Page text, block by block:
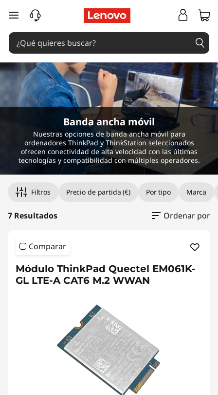
Ir al contenido principal
Banda ancha móvil
Nuestras opciones de banda ancha móvil para
ordenadores ThinkPad y ThinkStation seleccionados
ofrecen conectividad de alta velocidad con las últimas
tecnologías y compatibilidad con múltiples operadores.
Filtros Precio de partida (€) Por tipo Marca
7 Resultados Ordenar por
Comparar
Módulo ThinkPad Quectel EM061K-
GL LTE-A CAT6 M.2 WWAN